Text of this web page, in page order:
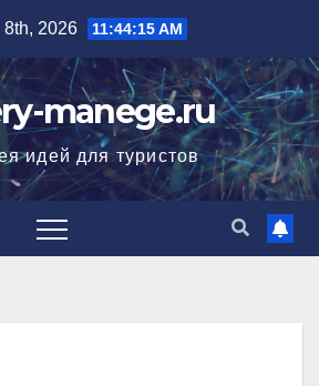
2026 11:44:16 AM
manege.ru
идей для туристов